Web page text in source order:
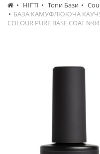
НІГТІ Топи Бази
БАЗА КАМУФЛЮЮЧА
COLOUR PURE BASE COAT